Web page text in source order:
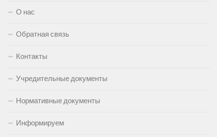
О нас
Обратная связь
Контакты
Учредительные документы
Нормативные документы
Информируем